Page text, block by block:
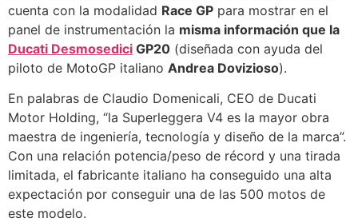
cuenta con la modalidad Race GP para mostrar en el
panel de instrumentación la misma información que la
Ducati Desmosedici GP20 (diseñada con ayuda del
piloto de MotoGP italiano Andrea Dovizioso).
En palabras de Claudio Domenicali, CEO de Ducati
Motor Holding, “la Superleggera V4 es la mayor obra
maestra de ingeniería, tecnología y diseño de la marca”.
Con una relación potencia/peso de récord y una tirada
limitada, el fabricante italiano ha conseguido una alta
expectación por conseguir una de las 500 motos de
este modelo.